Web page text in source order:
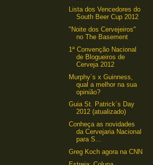
Lista dos Vencedores do
South Beer Cup 2012
"Noite dos Cervejeiros"
no The Basement
1ª Convenção Nacional
de Blogueiros de
Cerveja 2012
Murphy´s x Guinness,
qual a melhor na sua
opinião?
Guia St. Patrick´s Day
2012 (atualizado)
Conheça as novidades
da Cervejaria Nacional
para S...
Greg Koch agora na CNN